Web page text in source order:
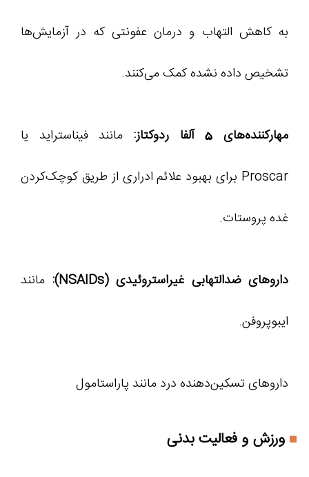
به کاهش التهاب و درمان عفونتی که در آزمایش‌ها
تشخیص داده نشده کمک می‌کنند.
مهارکننده‌های 5 آلفا ردوکتاز: مانند فیناستراید یا
Proscar برای بهبود علائم ادراری از طریق کوچک‌کردن
غده پروستات.
داروهای ضدالتهابی غیراستروئیدی (NSAIDs): مانند
ایبوپروفن.
داروهای تسکین‌دهنده درد مانند پاراستامول
ورزش و فعالیت بدنی